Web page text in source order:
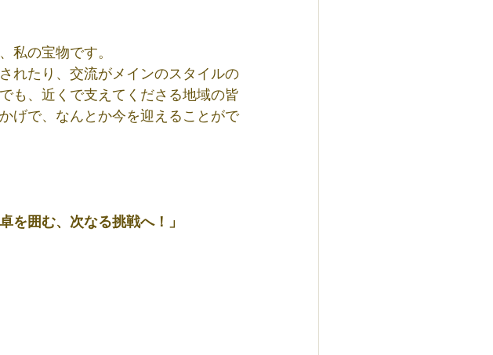
私の宝物です。
れたり、交流がメインのスタイルの
も、近くで支えてくださる地域の皆
げで、なんとか今を迎えることがで
を囲む、次なる挑戦へ！」